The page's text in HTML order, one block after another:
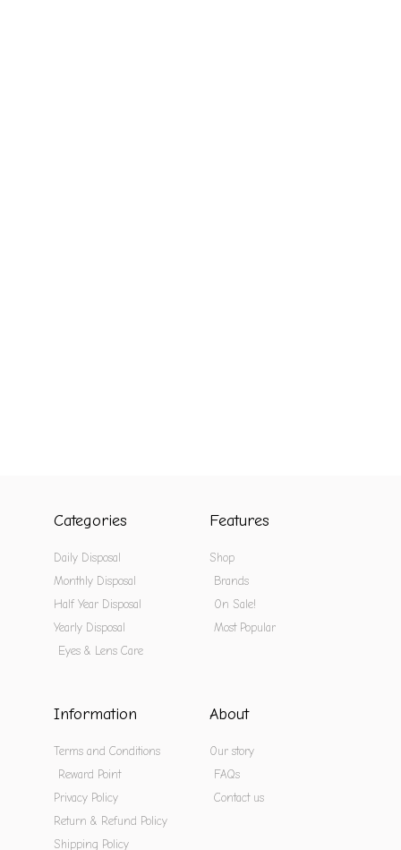
Categories
Daily Disposal
Monthly Disposal
Half Year Disposal
Yearly Disposal
Eyes & Lens Care
Features
Shop
Brands
On Sale!
Most Popular
Information
Terms and Conditions
Reward Point
Privacy Policy
Return & Refund Policy
Shipping Policy
About
Our story
FAQs
Contact us